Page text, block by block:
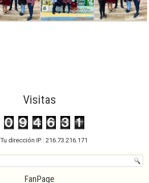
Visitas
Tu dirección IP : 216.73.216.171
FanPage